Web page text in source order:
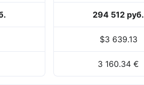
294 512 руб.
$3 639.13
3 160.34 €